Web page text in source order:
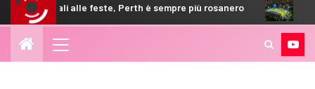
alle feste, Perth è sempre più rosanero GdS – Palermo,